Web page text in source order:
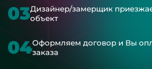
03Дизайнер/замерщик
объект
04Оформляем договор и Вы
заказа